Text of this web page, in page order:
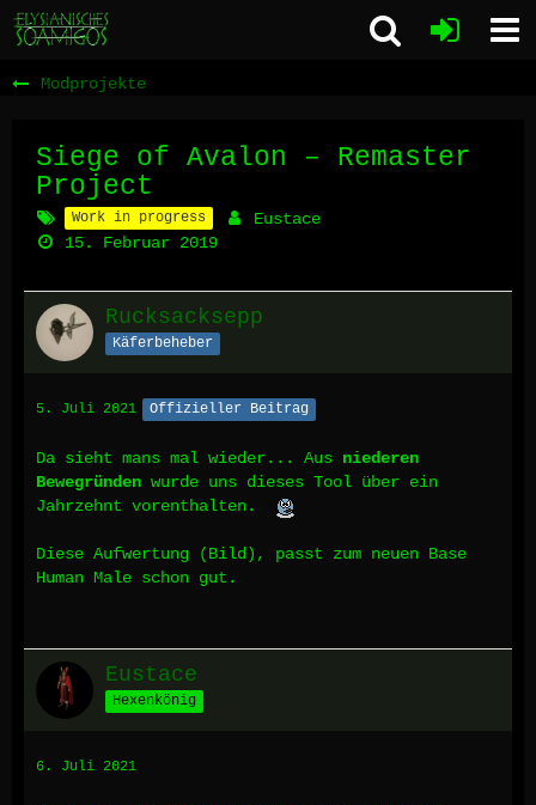
Modprojekte
Siege of Avalon – Remaster
Project
Work in progress
Eustace
15. Februar 2019
Rucksacksepp
Käferbeheber
5. Juli 2021 Offizieller Beitrag
Da sieht mans mal wieder... Aus niederen
Bewegründen wurde uns dieses Tool über ein
Jahrzehnt vorenthalten.
Diese Aufwertung (Bild), passt zum neuen Base
Human Male schon gut.
Eustace
Hexenkönig
6. Juli 2021